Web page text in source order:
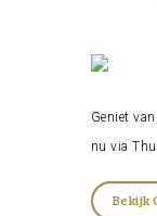
Geniet
nu via
Bekijk